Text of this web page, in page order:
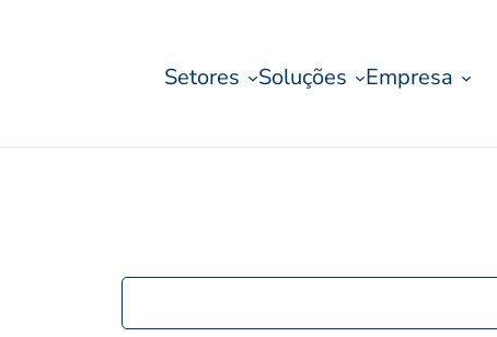
Setores Soluções Empresa
Procurar
mensagens